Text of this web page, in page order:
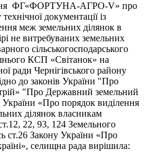
ФГ«ФОРТУНА-АГРО-V» про
документації із
меж земельних ділянок в
не витребуваних земельних
сільськогосподарського
КСП «Світанок» на
ради Чернігівського району
до законів України "Про
"Про Державний земельний
України «Про порядок виділення
ділянок власникам
22, 93, 124 Земельного
ст.26 Закону України «Про
селищна рада вирішила: